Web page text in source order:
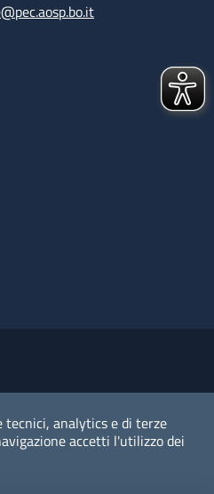
analytics e di terze
accetti l'utilizzo dei
dato personale